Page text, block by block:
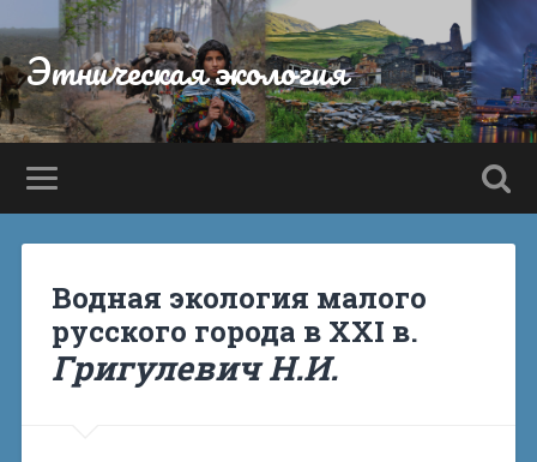
Этническая экология
Водная экология малого
русского города в XXI в.
Григулевич Н.И.